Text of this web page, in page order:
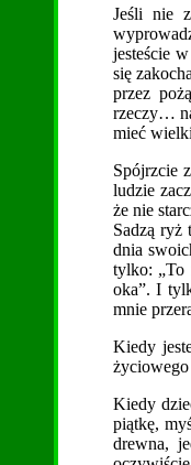
Jeśli nie
jesteście
się
przez
rzeczy…
mieć
Spójrzcie
ludzie
że nie
Sadzą ryż
dnia
tylko: „To
oka”. I
mnie
Kiedy
życiowego
Kiedy
piątkę,
drewna,